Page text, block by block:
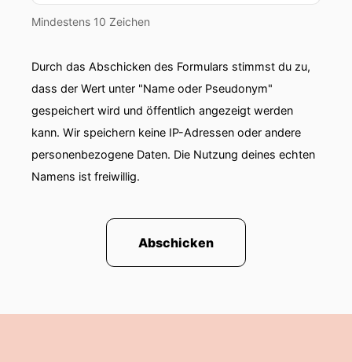
Mindestens 10 Zeichen
Durch das Abschicken des Formulars stimmst du zu,
dass der Wert unter "Name oder Pseudonym"
gespeichert wird und öffentlich angezeigt werden
kann. Wir speichern keine IP-Adressen oder andere
personenbezogene Daten. Die Nutzung deines echten
Namens ist freiwillig.
Abschicken